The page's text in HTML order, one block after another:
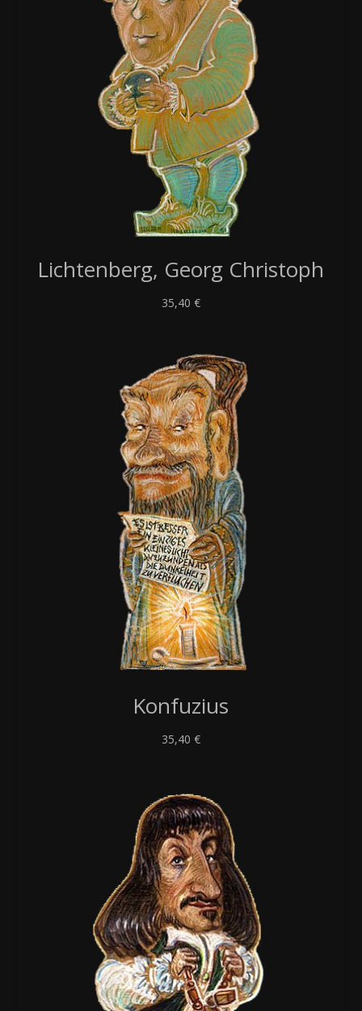
Lichtenberg, Georg Christoph
35,40 €
Konfuzius
35,40 €